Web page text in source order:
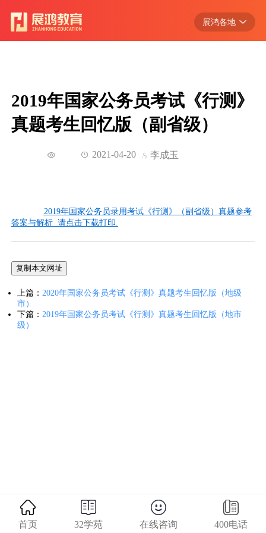
展鸿各地
浙江
江西
2019年国家公务员考试《行测》
真题考生回忆版（副省级）
2021-04-20 李成玉
2019年国家公务员录用考试《行测》（副省级）真题参考
答案与解析 请点击下载打印.
复制本文网址
上篇： 2020年国家公务员考试《行测》真题考生回忆版（地级
市）
下篇： 2019年国家公务员考试《行测》真题考生回忆版（地市
级）
首页 32学苑 在线咨询 400电话